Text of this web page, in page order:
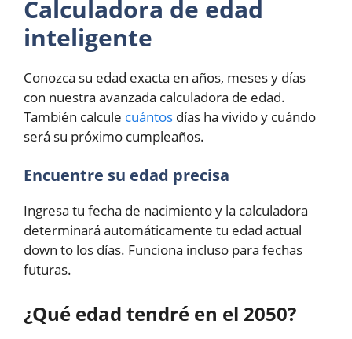
Calculadora de edad
inteligente
Conozca su edad exacta en años, meses y días
con nuestra avanzada calculadora de edad.
También calcule cuántos días ha vivido y cuándo
será su próximo cumpleaños.
Encuentre su edad precisa
Ingresa tu fecha de nacimiento y la calculadora
determinará automáticamente tu edad actual
down to los días. Funciona incluso para fechas
futuras.
¿Qué edad tendré en el 2050?